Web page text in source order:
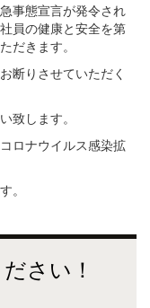
事態宣言が発令され
員の健康と安全を第
だきます。
断りさせていただく
致します。
ロナウイルス感染拡
。
さい！